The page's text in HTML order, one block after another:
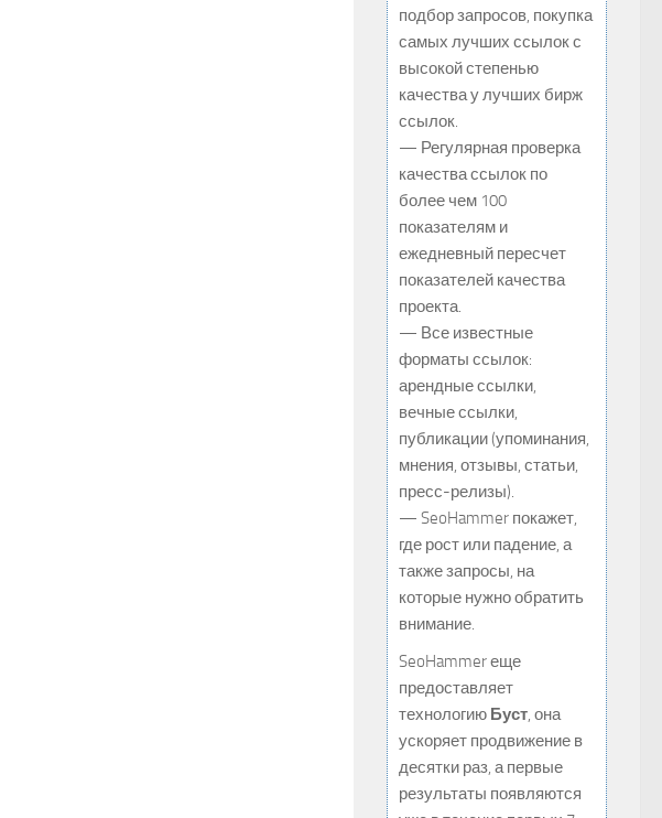
подбор запросов, покупка
самых лучших ссылок с
высокой степенью
качества у лучших бирж
ссылок.
— Регулярная проверка
качества ссылок по
более чем 100
показателям и
ежедневный пересчет
показателей качества
проекта.
— Все известные
форматы ссылок:
арендные ссылки,
вечные ссылки,
публикации (упоминания,
мнения, отзывы, статьи,
пресс-релизы).
— SeoHammer покажет,
где рост или падение, а
также запросы, на
которые нужно обратить
внимание.
SeoHammer еще
предоставляет
технологию Буст, она
ускоряет продвижение в
десятки раз, а первые
результаты появляются